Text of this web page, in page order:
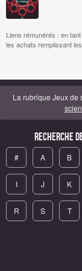
Liens rémunérés : en
les achats remplissant
La rubrique Jeux de
Recherche
# A B
I J K
R S T